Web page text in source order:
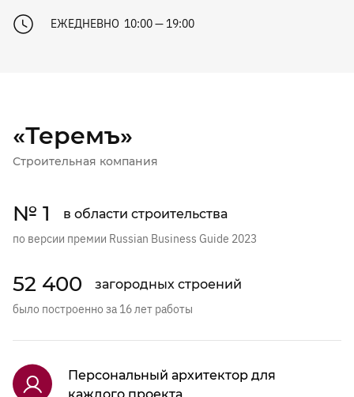
ЕЖЕДНЕВНО 10:00 — 19:00
«Теремъ»
Строительная компания
№ 1 в области строительства
по версии премии Russian Business Guide 2023
52 400 загородных строений
было построенно за 16 лет работы
Персональный архитектор для